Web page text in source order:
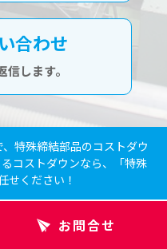
お問合せ
合わせ
します。
特殊締結部品のコストダウ
コストダウンなら、「特殊
せください！
品製造.com